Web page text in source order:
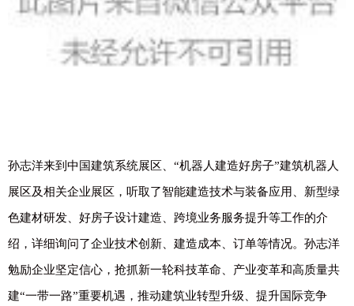
孙志洋来到中国建筑系统展区、“机器人建造好房子”建筑机器人
展区及相关企业展区，听取了智能建造技术与装备应用、新型绿
色建材研发、好房子设计建造、跨境业务服务提升等工作的介
绍，详细询问了企业技术创新、建造成本、订单等情况。孙志洋
勉励企业坚定信心，抢抓新一轮科技革命、产业变革和高质量共
建“一带一路”重要机遇，推动建筑业转型升级、提升国际竞争